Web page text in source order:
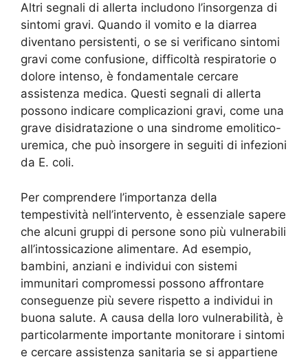
Altri segnali di allerta includono l’insorgenza di
sintomi gravi. Quando il vomito e la diarrea
diventano persistenti, o se si verificano sintomi
gravi come confusione, difficoltà respiratorie o
dolore intenso, è fondamentale cercare
assistenza medica. Questi segnali di allerta
possono indicare complicazioni gravi, come una
grave disidratazione o una sindrome emolitico-
uremica, che può insorgere in seguiti di infezioni
da E. coli.
Per comprendere l’importanza della
tempestività nell’intervento, è essenziale sapere
che alcuni gruppi di persone sono più vulnerabili
all’intossicazione alimentare. Ad esempio,
bambini, anziani e individui con sistemi
immunitari compromessi possono affrontare
conseguenze più severe rispetto a individui in
buona salute. A causa della loro vulnerabilità, è
particolarmente importante monitorare i sintomi
e cercare assistenza sanitaria se si appartiene